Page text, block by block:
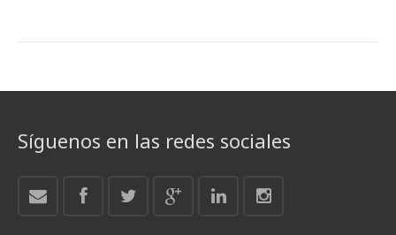
Síguenos en las redes sociales